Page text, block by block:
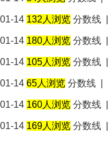
01-14 132人浏览 分数线
01-14 180人浏览 分数线
01-14 105人浏览 分数线
01-14 65人浏览 分数线
01-14 160人浏览 分数线
01-14 169人浏览 分数线